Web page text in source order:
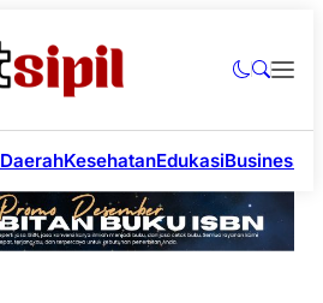
DaerahKesehatanEdukasiBusiness